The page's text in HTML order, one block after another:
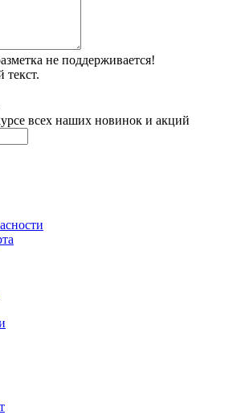
не поддерживается!
текст.
всех наших новинок и акций